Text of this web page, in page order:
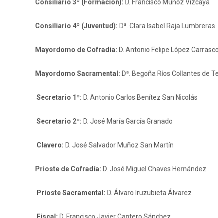
Consiliario 3º (Formación): D. Francisco Muñoz Vizcaya
Consiliario 4º (Juventud): Dª. Clara Isabel Raja Lumbreras
Mayordomo de Cofradía: D. Antonio Felipe López Carrasco
Mayordomo Sacramental: Dª. Begoña Ríos Collantes de
Secretario 1º: D. Antonio Carlos Benítez San Nicolás
Secretario 2º: D. José María García Granado
Clavero: D. José Salvador Muñoz San Martín
Prioste de Cofradía: D. José Miguel Chaves Hernández
Prioste Sacramental: D. Álvaro Iruzubieta Álvarez